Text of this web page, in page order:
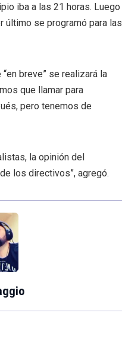
iba a las 21 horas. Luego
último se programó para las
breve” se realizará la
que llamar para
pero tenemos de
la opinión del
los directivos”, agregó.